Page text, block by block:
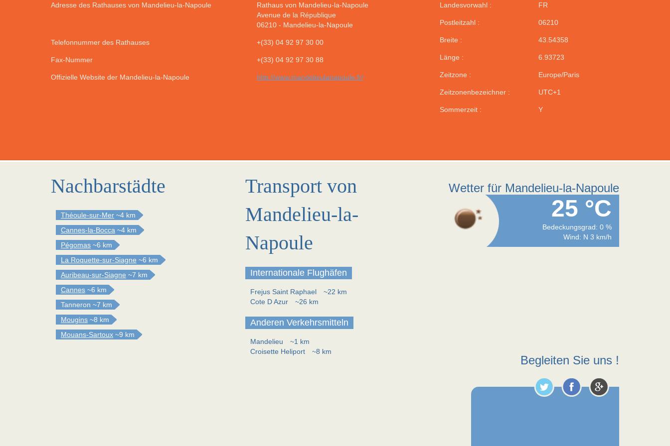
Adresse des Rathauses von Mandelieu-la-Napoule
Rathaus von Mandelieu-la-Napoule
Avenue de la République
06210- Mandelieu-la-Napoule
Telefonnummer des Rathauses +(33) 04 92 97 30 00
Fax-Nummer +(33) 04 92 97 30 88
Offizielle Website der Mandelieu-la-Napoule http://www.mandelieulanapoule.fr/
Landesvorwahl : FR
Postleitzahl : 06210
Breite : 43.54358
Länge : 6.93723
Zeitzone : Europe/Paris
Zeitzonenbezeichner : UTC+1
Sommerzeit : Y
Nachbarstädte
Théoule-sur-Mer ~4 km
Cannes-la-Bocca ~4 km
Pégomas ~6 km
La Roquette-sur-Siagne ~6 km
Auribeau-sur-Siagne ~7 km
Cannes ~6 km
Tanneron ~7 km
Mougins ~8 km
Mouans-Sartoux ~9 km
Transport von
Mandelieu-la-
Napoule
Internationale Flughäfen
Frejus Saint Raphael
~22 km
Cote D Azur
~26 km
Anderen Verkehrsmitteln
Mandelieu
~1 km
Croisette Heliport
~8 km
Wetter für Mandelieu-la-Napoule
25 °C
Bedeckungsgrad: 0 %
Wind: N 3 km/h
Begleiten Sie uns !